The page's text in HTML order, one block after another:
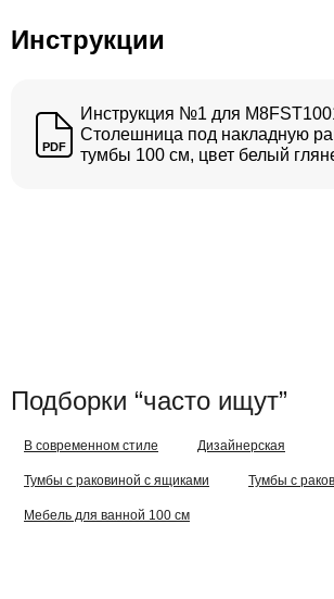
Инструкции
PDF
Инструкция №1 для
Столешница под накладную
тумбы 100 см, цвет белый
Подборки “часто ищут”
В современном стиле Дизайнерская
Тумбы с раковиной с ящиками Тумбы с
Мебель для ванной 100 см